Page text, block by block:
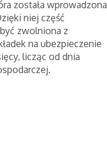
została wprowadzona
niej część
zwolniona z
na ubezpieczenie
licząc od dnia